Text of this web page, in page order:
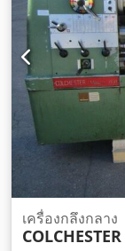
เครื่องกลึงกลาง
COLCHESTER